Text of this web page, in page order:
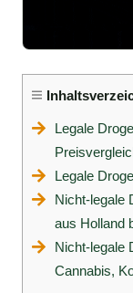
Legale
Legale
Nicht-legale
aus Holland
Nicht-legale
Cannabis,